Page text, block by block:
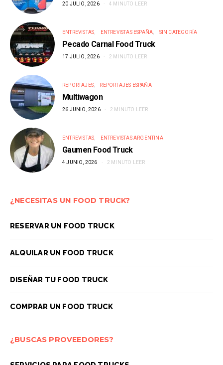
20 JULIO, 2026 4 MINUTO LEER
ENTREVISTAS ENTREVISTAS ESPAÑA SIN CATEGORÍA
Pecado Carnal Food Truck
17 JULIO, 2026 2 MINUTO LEER
REPORTAJES REPORTAJES ESPAÑA
Multiwagon
26 JUNIO, 2026 2 MINUTO LEER
ENTREVISTAS ENTREVISTAS ARGENTINA
Gaumen Food Truck
4 JUNIO, 2026 2 MINUTO LEER
¿NECESITAS UN FOOD TRUCK?
RESERVAR UN FOOD TRUCK
ALQUILAR UN FOOD TRUCK
DISEÑAR TU FOOD TRUCK
COMPRAR UN FOOD TRUCK
¿BUSCAS PROVEEDORES?